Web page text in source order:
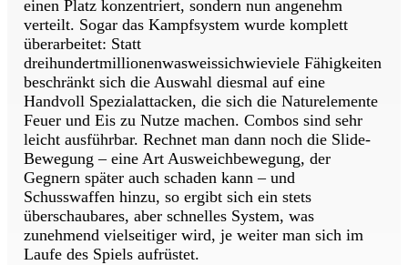
einen Platz konzentriert, sondern nun angenehm
verteilt. Sogar das Kampfsystem wurde komplett
überarbeitet: Statt
dreihundertmillionenwasweissichwieviele Fähigkeiten
beschränkt sich die Auswahl diesmal auf eine
Handvoll Spezialattacken, die sich die Naturelemente
Feuer und Eis zu Nutze machen. Combos sind sehr
leicht ausführbar. Rechnet man dann noch die Slide-
Bewegung – eine Art Ausweichbewegung, der
Gegnern später auch schaden kann – und
Schusswaffen hinzu, so ergibt sich ein stets
überschaubares, aber schnelles System, was
zunehmend vielseitiger wird, je weiter man sich im
Laufe des Spiels aufrüstet.